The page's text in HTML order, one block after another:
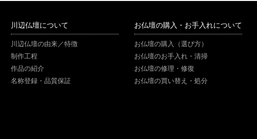
川辺仏壇について
川辺仏壇の由来／特徴
制作工程
作品の紹介
名称登録・品質保証
お仏壇の購入・お手入れについて
お仏壇の購入（選び方）
お仏壇のお手入れ・清掃
お仏壇の修理・修復
お仏壇の買い替え・処分